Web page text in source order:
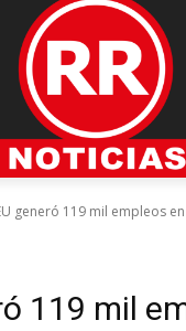
generó 119 mil empleos
119 mil